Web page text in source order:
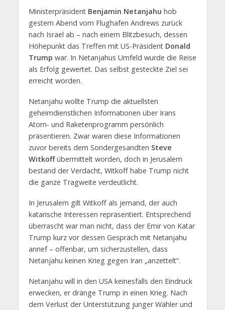
Ministerpräsident Benjamin Netanjahu hob
gestern Abend vom Flughafen Andrews zurück
nach Israel ab – nach einem Blitzbesuch, dessen
Höhepunkt das Treffen mit US-Präsident Donald
Trump war. In Netanjahus Umfeld wurde die Reise
als Erfolg gewertet. Das selbst gesteckte Ziel sei
erreicht worden.
Netanjahu wollte Trump die aktuellsten
geheimdienstlichen Informationen über Irans
Atom- und Raketenprogramm persönlich
präsentieren. Zwar waren diese Informationen
zuvor bereits dem Sondergesandten Steve
Witkoffübermittelt worden, doch in Jerusalem
bestand der Verdacht, Witkoff habe Trump nicht
die ganze Tragweite verdeutlicht.
In Jerusalem gilt Witkoff als jemand, der auch
katarische Interessen repräsentiert. Entsprechend
überrascht war man nicht, dass der Emir von Katar
Trump kurz vor dessen Gespräch mit Netanjahu
anrief – offenbar, um sicherzustellen, dass
Netanjahu keinen Krieg gegen Iran „anzettelt“.
Netanjahu will in den USA keinesfalls den Eindruck
erwecken, er dränge Trump in einen Krieg. Nach
dem Verlust der Unterstützung junger Wähler und